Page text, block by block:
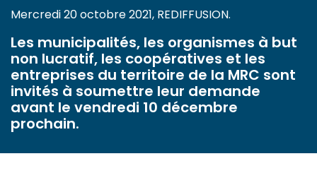
Mercredi 20 octobre 2021, REDIFFUSION.
Les municipalités, les organismes à but
non lucratif, les coopératives et les
entreprises du territoire de la MRC sont
invités à soumettre leur demande
avant le vendredi 10 décembre
prochain.